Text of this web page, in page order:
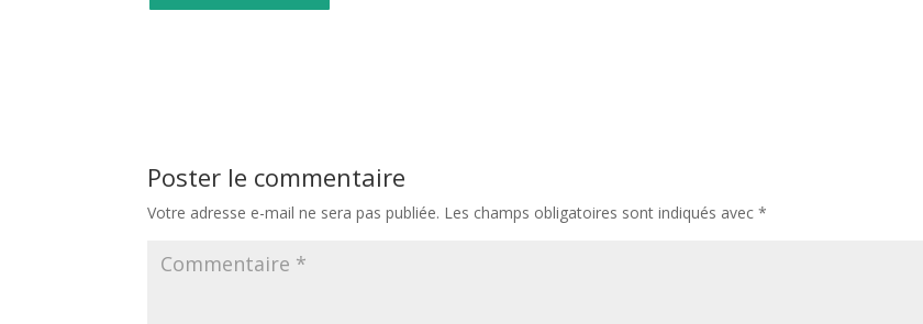
Poster le commentaire
Votre adresse e-mail ne sera pas publiée. Les champs obligatoires sont indiqués avec*